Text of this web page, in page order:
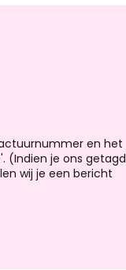
en het
(Indien je ons getagd
wij je een bericht